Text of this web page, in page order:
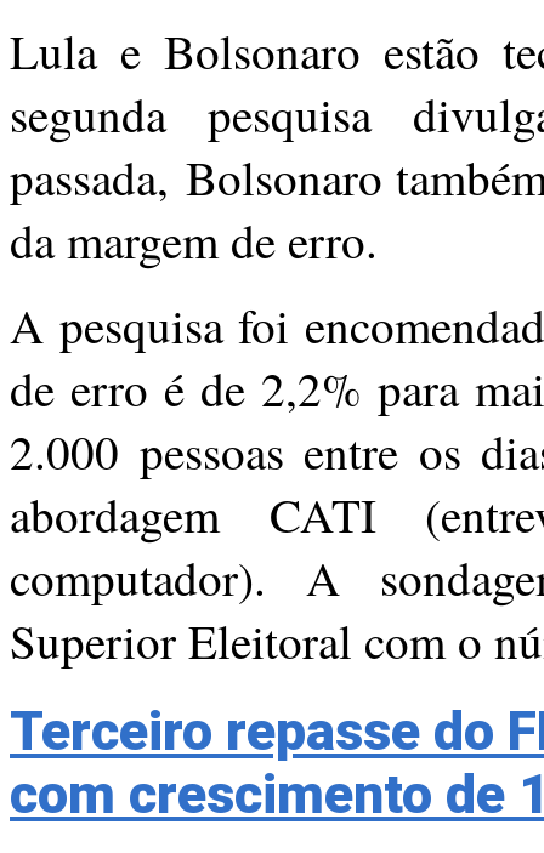
Lula e Bolsonaro estão
segunda pesquisa
passada, Bolsonaro
da margem de erro.
A pesquisa foi
de erro é de 2,2% para
2.000 pessoas entre os
abordagem CATI
computador). A
Superior Eleitoral com o
Terceiro repasse do
com crescimento de